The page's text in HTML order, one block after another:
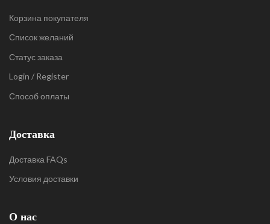
Корзина покупателя
Список желаний
Статус заказа
Login / Register
Способ оплаты
Доставка
Доставка FAQs
Условия доставки
О нас